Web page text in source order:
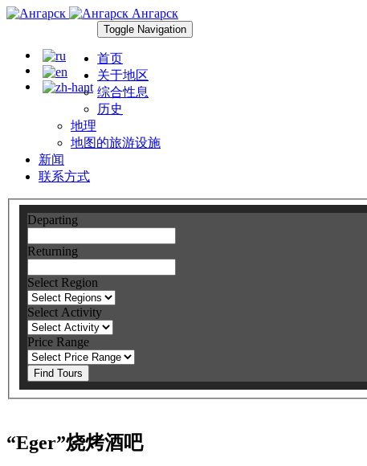
Ангарск
Toggle Navigation
首页
关于地区
综合性息
历史
地理
地图的旅游设施
新闻
联系方式
Departing
Returning
Select Region
Select Activity
Price Range
Find Tours
“Eger”烧烤酒吧